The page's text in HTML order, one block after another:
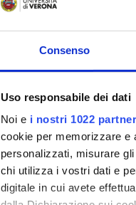
Consenso
Uso responsabile dei dati
Noi e i nostri 1022 partner
cookie per memorizzare e
personalizzati, misurare
chi utilizza i vostri dati e
digitale in cui avete